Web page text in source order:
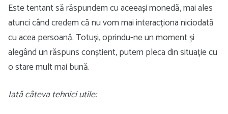
Este tentant să răspundem cu aceeași monedă, mai ales
atunci când credem că nu vom mai interacționa niciodată
cu acea persoană. Totuși, oprindu-ne un moment și
alegând un răspuns conștient, putem pleca din situație cu
o stare mult mai bună.
Iată câteva tehnici utile: